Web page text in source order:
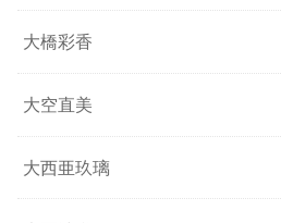
大橋彩香
大空直美
大西亜玖璃